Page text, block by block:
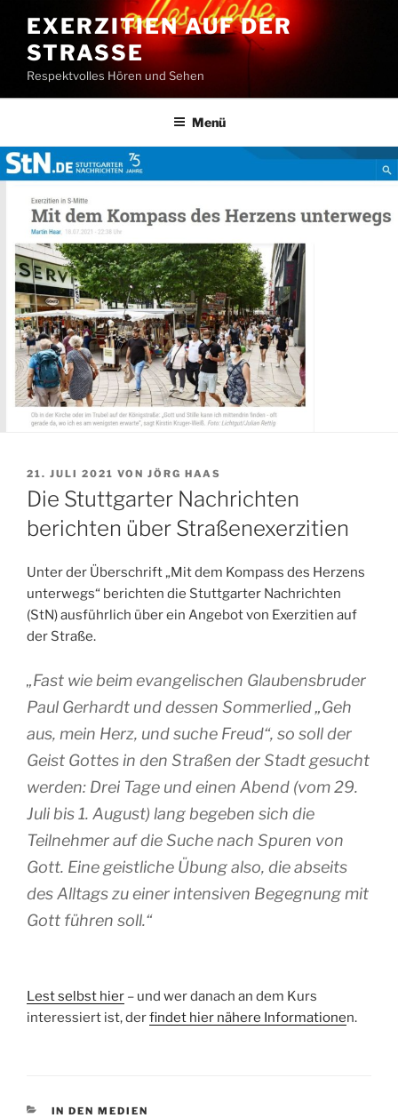
Inhalt
springen
EXERZITIEN AUF DER
STRASSE
Respektvolles Hören und Sehen
Menü
VERÖFFENTLICHT
AM
21. JULI 2021 VON JÖRG HAAS
Die Stuttgarter Nachrichten
berichten über Straßenexerzitien
Unter der Überschrift „Mit dem Kompass des Herzens
unterwegs“ berichten die Stuttgarter Nachrichten
(StN) ausführlich über ein Angebot von Exerzitien auf
der Straße.
„Fast wie beim evangelischen Glaubensbruder
Paul Gerhardt und dessen Sommerlied „Geh
aus, mein Herz, und suche Freud“, so soll der
Geist Gottes in den Straßen der Stadt gesucht
werden: Drei Tage und einen Abend (vom 29.
Juli bis 1. August) lang begeben sich die
Teilnehmer auf die Suche nach Spuren von
Gott. Eine geistliche Übung also, die abseits
des Alltags zu einer intensiven Begegnung mit
Gott führen soll.“
Lest selbst hier – und wer danach an dem Kurs
interessiert ist, derfindet hier nähere Informationen.
KATEGORIEN
IN DEN MEDIEN